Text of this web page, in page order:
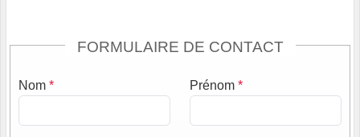
FORMULAIRE DE CONTACT
Nom * Prénom *